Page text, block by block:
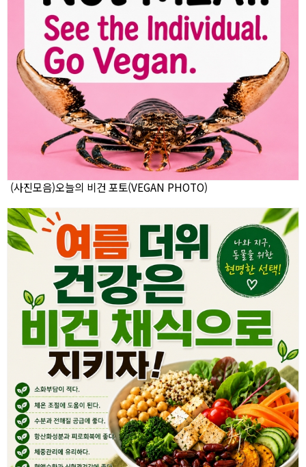
(사진모음)오늘의 비건 포토(VEGAN PHOTO)